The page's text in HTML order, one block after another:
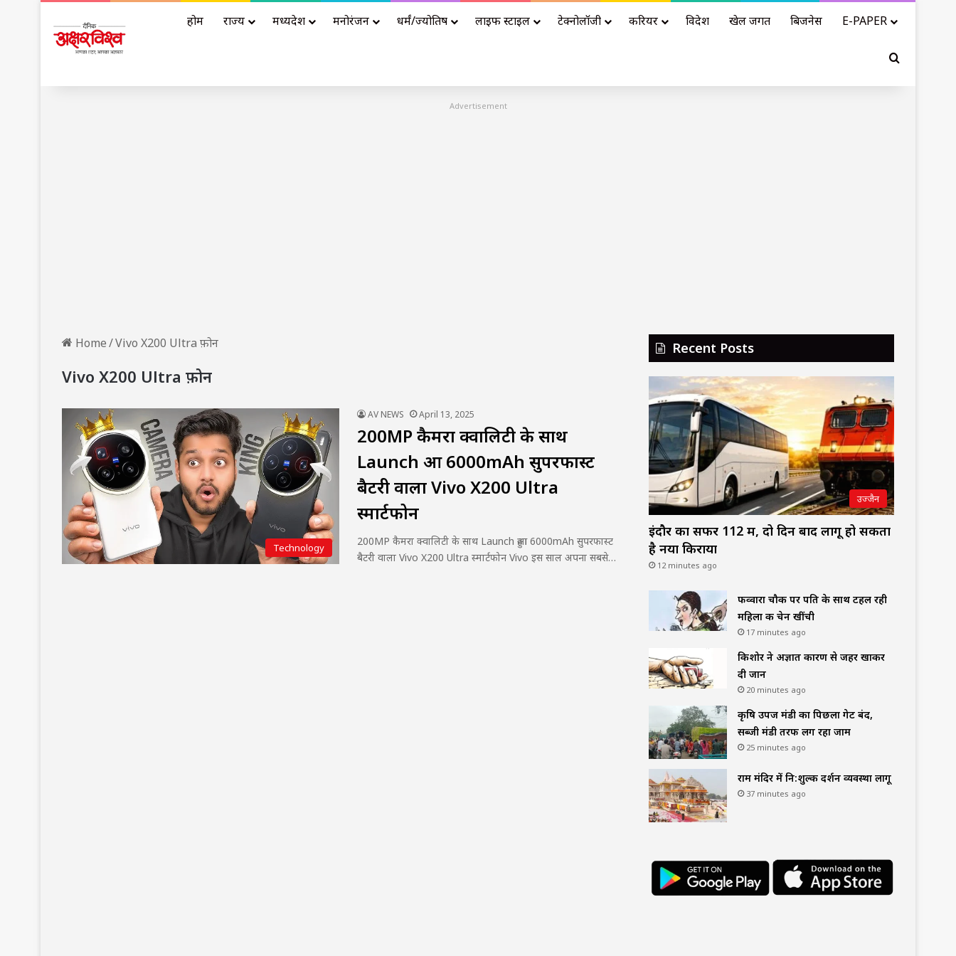
होम राज्य मध्यप्रदेश मनोरंजन धर्मं/ज्योतिष लाइफ स्टाइल टेक्नोलॉजी करियर विदेश खेल जगत बिजनेस E-PAPER
Search for
Advertisement
Home/Vivo X200 Ultra फ़ोन
Vivo X200 Ultra फ़ोन
Technology
AV NEWS April 13, 2025
200MP कैमरा क्वालिटी के साथ
Launch हुआ 6000mAh सुपरफास्ट
बैटरी वाला Vivo X200 Ultra
स्मार्टफोन
200MP कैमरा क्वालिटी के साथ Launch हुआ 6000mAh सुपरफास्ट
बैटरी वाला Vivo X200 Ultra स्मार्टफोन Vivo इस साल अपना सबसे…
Recent Posts
उज्जैन
इंदौर का सफर 112 में, दो दिन बाद लागू हो सकता
है नया किराया
12 minutes ago
फव्वारा चौक पर पति के साथ टहल रही
महिला की चेन खींची
17 minutes ago
किशोर ने अज्ञात कारण से जहर खाकर
दी जान
20 minutes ago
कृषि उपज मंडी का पिछला गेट बंद,
सब्जी मंडी तरफ लग रहा जाम
25 minutes ago
राम मंदिर में नि:शुल्क दर्शन व्यवस्था लागू
37 minutes ago